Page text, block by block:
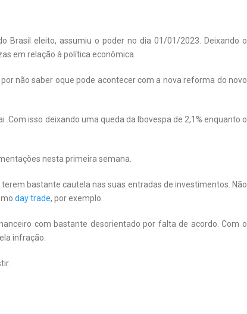
Brasil eleito, assumiu o poder no dia 01/01/2023. Deixando o
em relação à política econômica.
não saber oque pode acontecer com a nova reforma do novo
isso deixando uma queda da Ibovespa de 2,1% enquanto o
nesta primeira semana.
bastante cautela nas suas entradas de investimentos. Não
day trade, por exemplo.
com bastante desorientado por falta de acordo. Com o
infração.